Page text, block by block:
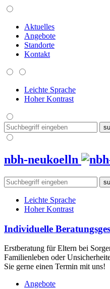
Aktuelles
Angebote
Standorte
Kontakt
Leichte Sprache
Hoher Kontrast
nbh-neukoelln
Leichte Sprache
Hoher Kontrast
Individuelle
Erstberatung für Eltern bei
Familienleben oder
Sie gerne einen Termin mit uns!
Angebote